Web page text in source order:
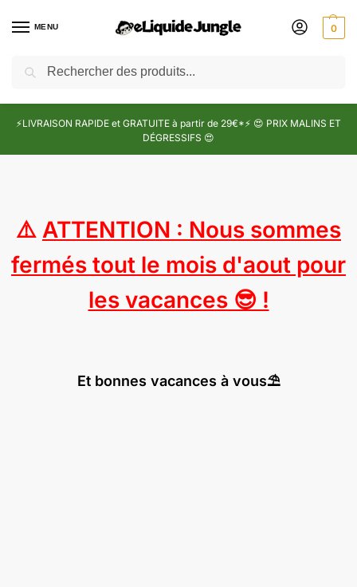
MENU 0
⚡LIVRAISON RAPIDE et GRATUITE à partir de 29€*⚡ 😍 PRIX MALINS ET
DÉGRESSIFS 😍
⚠️ ATTENTION : Nous sommes
fermés tout le mois d'aout pour
les vacances 😎 !
Et bonnes vacances à vous⛱️